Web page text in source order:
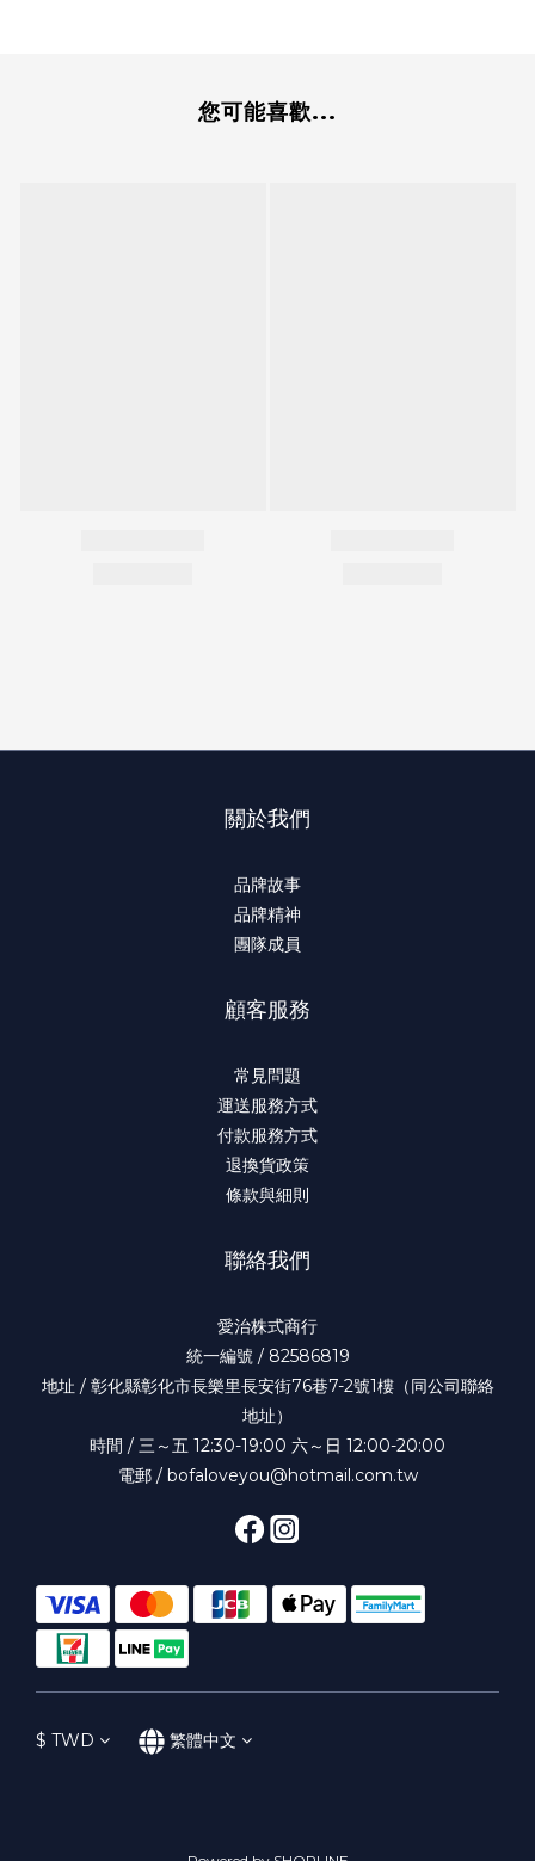
您可能喜歡...
關於我們
品牌故事
品牌精神
團隊成員
顧客服務
常見問題
運送服務方式
付款服務方式
退換貨政策
條款與細則
聯絡我們
愛治株式商行
統一編號 / 82586819
地址 / 彰化縣彰化市長樂里長安街76巷7-2號1樓（同公司聯絡
地址）
時間 / 三～五 12:30-19:00 六～日 12:00-20:00
電郵 / bofaloveyou@hotmail.com.tw
$ TWD 繁體中文